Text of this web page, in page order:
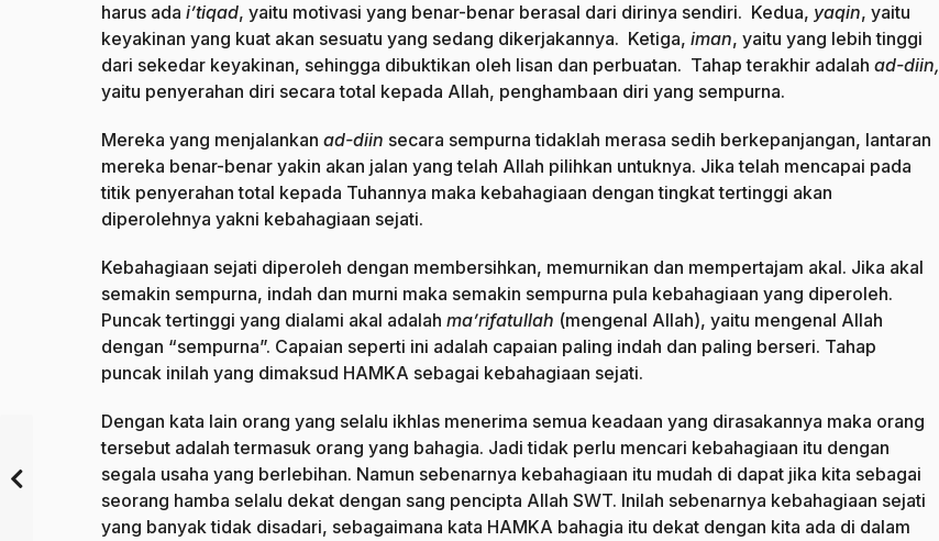
harus ada i’tiqad, yaitu motivasi yang benar-benar berasal dari dirinya sendiri. Kedua, yaqin, yaitu
keyakinan yang kuat akan sesuatu yang sedang dikerjakannya. Ketiga, iman, yaitu yang lebih tinggi
dari sekedar keyakinan, sehingga dibuktikan oleh lisan dan perbuatan. Tahap terakhir adalah ad-diin,
yaitu penyerahan diri secara total kepada Allah, penghambaan diri yang sempurna.
Mereka yang menjalankan ad-diin secara sempurna tidaklah merasa sedih berkepanjangan, lantaran
mereka benar-benar yakin akan jalan yang telah Allah pilihkan untuknya. Jika telah mencapai pada
titik penyerahan total kepada Tuhannya maka kebahagiaan dengan tingkat tertinggi akan
diperolehnya yakni kebahagiaan sejati.
Kebahagiaan sejati diperoleh dengan membersihkan, memurnikan dan mempertajam akal. Jika akal
semakin sempurna, indah dan murni maka semakin sempurna pula kebahagiaan yang diperoleh.
Puncak tertinggi yang dialami akal adalah ma’rifatullah (mengenal Allah), yaitu mengenal Allah
dengan “sempurna”. Capaian seperti ini adalah capaian paling indah dan paling berseri. Tahap
puncak inilah yang dimaksud HAMKA sebagai kebahagiaan sejati.
Dengan kata lain orang yang selalu ikhlas menerima semua keadaan yang dirasakannya maka orang
tersebut adalah termasuk orang yang bahagia. Jadi tidak perlu mencari kebahagiaan itu dengan
segala usaha yang berlebihan. Namun sebenarnya kebahagiaan itu mudah di dapat jika kita sebagai
seorang hamba selalu dekat dengan sang pencipta Allah SWT. Inilah sebenarnya kebahagiaan sejati
yang banyak tidak disadari, sebagaimana kata HAMKA bahagia itu dekat dengan kita ada di dalam